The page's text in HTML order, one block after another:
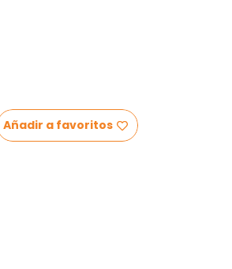
Añadir a favoritos